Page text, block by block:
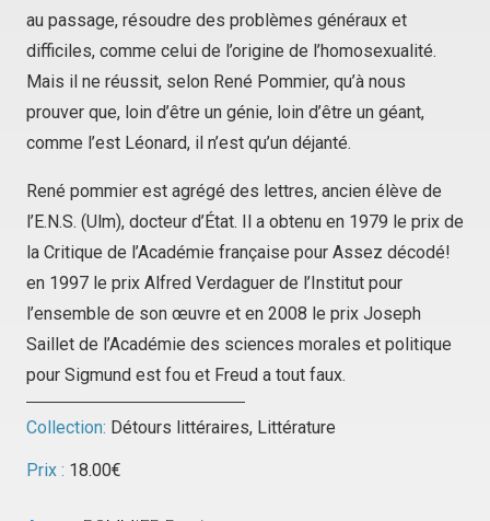
au passage, résoudre des problèmes généraux et
difficiles, comme celui de l’origine de l’homosexualité.
Mais il ne réussit, selon René Pommier, qu’à nous
prouver que, loin d’être un génie, loin d’être un géant,
comme l’est Léonard, il n’est qu’un déjanté.
René pommier est agrégé des lettres, ancien élève de
l’E.N.S. (Ulm), docteur d’État. Il a obtenu en 1979 le prix de
la Critique de l’Académie française pour Assez décodé!
en 1997 le prix Alfred Verdaguer de l’Institut pour
l’ensemble de son œuvre et en 2008 le prix Joseph
Saillet de l’Académie des sciences morales et politique
pour Sigmund est fou et Freud a tout faux.
Collection: Détours littéraires, Littérature
Prix : 18.00€